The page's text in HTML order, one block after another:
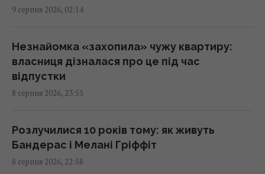
02:33 неділя, 09 серпня 2026
Експерти розповіли, як послужить ЗСУ
свіжа партія зброї від Туреччини
02:27 неділя, 09 серпня 2026
переховується в Москві, - The Telegraph
01:58 неділя, 09 серпня 2026
9 серпня 2026, 02:14
Незнайомка «захопила» чужу квартиру:
власниця дізналася про це під час
відпустки
8 серпня 2026, 23:55
Розлучилися 10 років тому: як живуть
Бандерас і Мелані Гріффіт
8 серпня 2026, 22:58